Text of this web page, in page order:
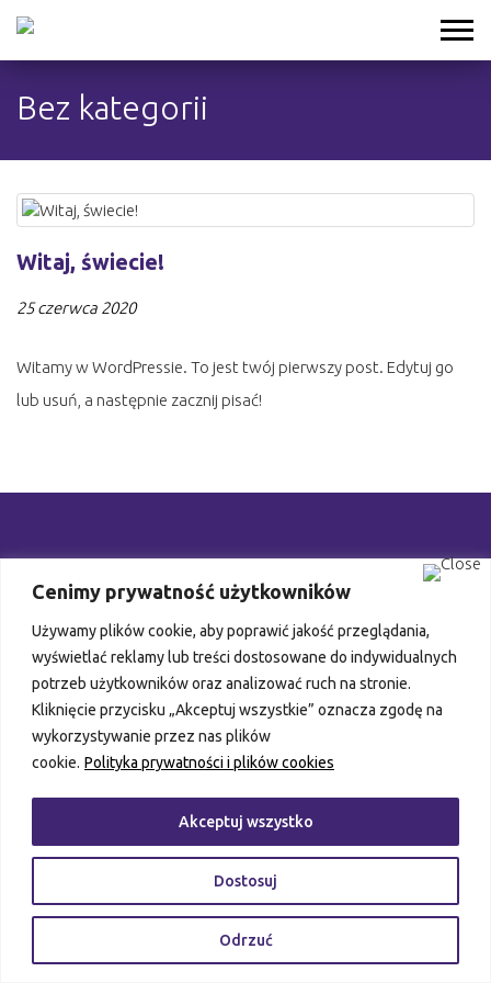
Cenimy prywatność użytkowników
Używamy plików cookie, aby poprawić jakość przeglądania,
wyświetlać reklamy lub treści dostosowane do indywidualnych
potrzeb użytkowników oraz analizować ruch na stronie.
Kliknięcie przycisku „Akceptuj wszystkie” oznacza zgodę na
wykorzystywanie przez nas plików
cookie. Polityka prywatności i plików cookies
Dostosuj
Odrzuć
Akceptuj wszystko
Bez kategorii
Witaj, świecie!
25 czerwca 2020
Witamy w WordPressie. To jest twój pierwszy post. Edytuj go
lub usuń, a następnie zacznij pisać!
Precapital Primespółka z ograniczoną odpowiedzialnością
spółka komandytowa
ul. Armii Krajowej 25, 30 - 150 Kraków
NIP:5252598471 |REGON:147490409 |KRS:
© 2023 byPrecapital. Wszelkie prawa zastrzeżone.
Polityka prywatności i plików cookies
Projekt i realizacja:Studio Graficzne AM